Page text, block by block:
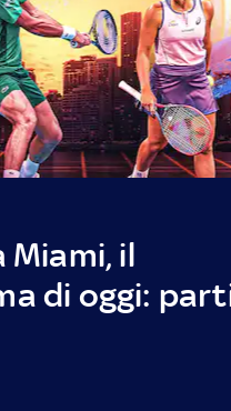
Miami, il
di oggi: